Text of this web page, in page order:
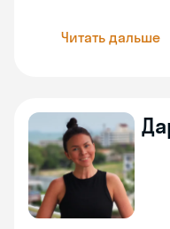
Читать дальше